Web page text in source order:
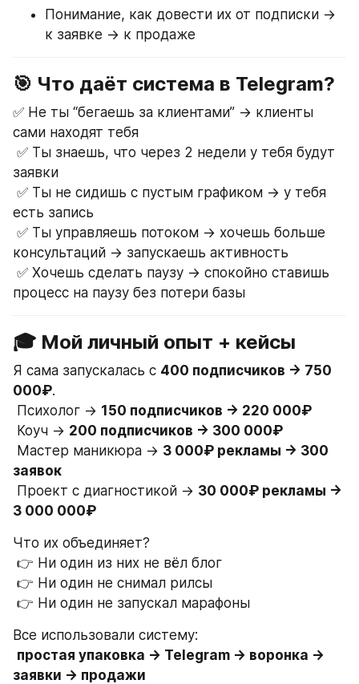
Понимание, как довести их от подписки →
к заявке → к продаже
🎯 Что даёт система в Telegram?
✅ Не ты “бегаешь за клиентами” → клиенты
сами находят тебя
заявки
есть запись
консультаций → запускаешь активность
процесс на паузу без потери базы
🎓 Мой личный опыт + кейсы
Я сама запускалась с 400 подписчиков → 750
000₽.
Психолог → 150 подписчиков → 220 000₽
Коуч → 200 подписчиков → 300 000₽
Мастер маникюра → 3 000₽ рекламы → 300
заявок
Проект с диагностикой → 30 000₽ рекламы →
3 000 000₽
Что их объединяет?
👉 Ни один из них не вёл блог
👉 Ни один не снимал рилсы
👉 Ни один не запускал марафоны
Все использовали систему:
простая упаковка → Telegram → воронка →
заявки → продажи